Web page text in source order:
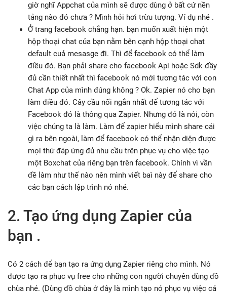
giờ nghĩ Appchat của mình sẽ được dùng ở bất cứ nền
tảng nào đó chưa ? Mình hỏi hơi trừu tượng. Ví dụ nhé .
Ở trang facebook chẳng hạn. bạn muốn xuất hiện một
hộp thoại chat của bạn nằm bên cạnh hộp thoại chat
default cuả mesasge đi. Thì để facebook có thể làm
điều đó. Bạn phải share cho facebook Api hoặc Sdk đầy
đủ cần thiết nhất thì facebook nó mới tương tác với con
Chat App của mình đúng không ? Ok. Zapier nó cho bạn
làm điều đó. Cây cầu nối ngắn nhất để tương tác với
Facebook đó là thông qua Zapier. Nhưng đó là nói, còn
việc chúng ta là làm. Làm để zapier hiểu mình share cái
gì ra bên ngoài, làm để facebook có thể nhận diện được
mọi thứ đáp ứng đủ nhu cầu trên phục vụ cho việc tạo
một Boxchat của riêng bạn trên facebook. Chính vì vần
đề làm như thế nào nên mình viết baì này để share cho
các bạn cách lập trình nó nhé.
2. Tạo ứng dụng Zapier của
bạn .
Có 2 cách để bạn tạo ra ứng dụng Zapier riêng cho mình. Nó
được tạo ra phục vụ free cho những con người chuyên dùng đồ
chùa nhé. (Dùng đồ chùa ở đây là mình tạo nó phục vụ việc cá